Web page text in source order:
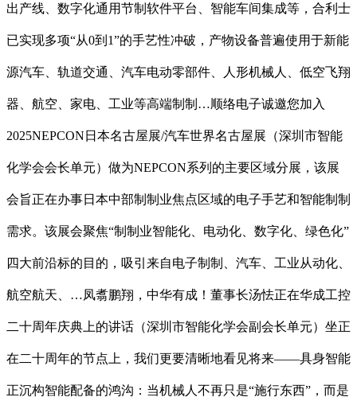
出产线、数字化通用节制软件平台、智能车间集成等，合利士
已实现多项“从0到1”的手艺性冲破，产物设备普遍使用于新能
源汽车、轨道交通、汽车电动零部件、人形机械人、低空飞翔
器、航空、家电、工业等高端制制…顺络电子诚邀您加入
2025NEPCON日本名古屋展/汽车世界名古屋展（深圳市智能
化学会会长单元）做为NEPCON系列的主要区域分展，该展
会旨正在办事日本中部制制业焦点区域的电子手艺和智能制制
需求。该展会聚焦“制制业智能化、电动化、数字化、绿色化”
四大前沿标的目的，吸引来自电子制制、汽车、工业从动化、
航空航天、…凤翥鹏翔，中华有成！董事长汤怯正在华成工控
二十周年庆典上的讲话（深圳市智能化学会副会长单元）坐正
在二十周年的节点上，我们更要清晰地看见将来——具身智能
正沉构智能配备的鸿沟：当机械人不再只是“施行东西”，而是